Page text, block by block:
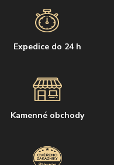
Expedice do 24 h
Kamenné obchody